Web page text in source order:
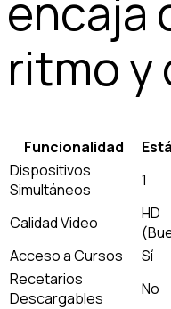
encaja
ritmo y
Funcionalidad
Dispositivos
Simultáneos
1
Calidad Video
HD
Acceso a Cursos
Sí
Recetarios
Descargables
No